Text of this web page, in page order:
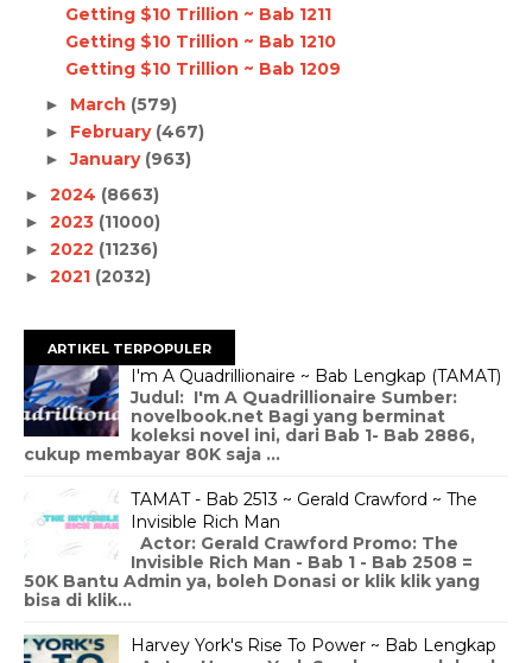
Getting $10 Trillion ~ Bab 1211
Getting $10 Trillion ~ Bab 1210
Getting $10 Trillion ~ Bab 1209
► March (579)
► February (467)
►January (963)
► 2024 (8663)
► 2023 (11000)
► 2022 (11236)
► 2021 (2032)
ARTIKEL TERPOPULER
I'm A Quadrillionaire ~ Bab Lengkap (TAMAT)
Judul: I'm A Quadrillionaire Sumber:
novelbook.net Bagi yang berminat
koleksi novel ini, dari Bab 1- Bab 2886,
cukup membayar 80K saja ...
TAMAT - Bab 2513 ~ Gerald Crawford ~ The
Invisible Rich Man
Actor: Gerald Crawford Promo: The
Invisible Rich Man - Bab 1 - Bab 2508 =
50K Bantu Admin ya, boleh Donasi or klik klik yang
bisa di klik...
Harvey York's Rise To Power ~ Bab Lengkap